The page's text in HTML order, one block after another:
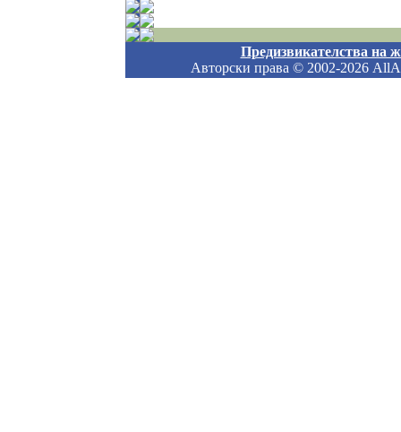
Предизвикателства на
Авторски права © 2002-2026